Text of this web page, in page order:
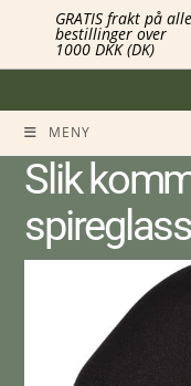
GRATIS frakt på alle
bestillinger over
1000 DKK (DK)
MENY
Slik
spireglass